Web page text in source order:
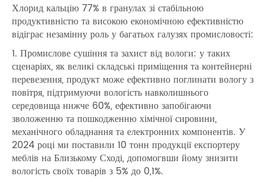
Хлорид кальцію 77% в гранулах зі стабільною
продуктивністю та високою економічною ефективністю
відіграє незамінну роль у багатьох галузях промисловості:
1. Промислове сушіння та захист від вологи: у таких
сценаріях, як великі складські приміщення та контейнерні
перевезення, продукт може ефективно поглинати вологу з
повітря, підтримуючи вологість навколишнього
середовища нижче 60%, ефективно запобігаючи
зволоженню та пошкодженню хімічної сировини,
механічного обладнання та електронних компонентів. У
2024 році ми поставили 10 тонн продукції експортеру
меблів на Близькому Сході, допомогвши йому знизити
вологість своїх товарів з 5% до 0,1%.